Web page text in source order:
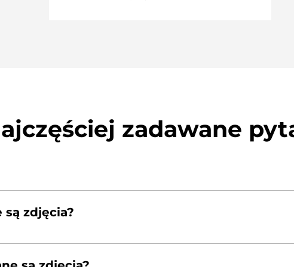
zadawane
zdjęcia?
papierze fotograficznym o gramaturze 260g. Ten